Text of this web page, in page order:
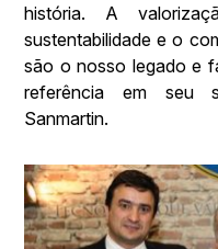
história. A
sustentabilidade e o
são o nosso legado e
referência em seu
Sanmartin.